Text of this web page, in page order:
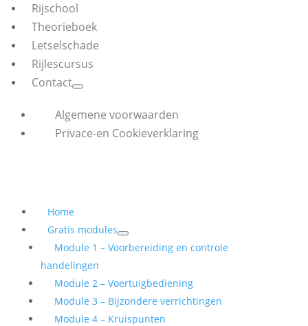
Rijschool
Theorieboek
Letselschade
Rijlescursus
Contact
Algemene voorwaarden
Privace-en Cookieverklaring
Home
Gratis modules
Module 1 – Voorbereiding en controle
handelingen
Module 2 – Voertuigbediening
Module 3 – Bijzondere verrichtingen
Module 4 – Kruispunten